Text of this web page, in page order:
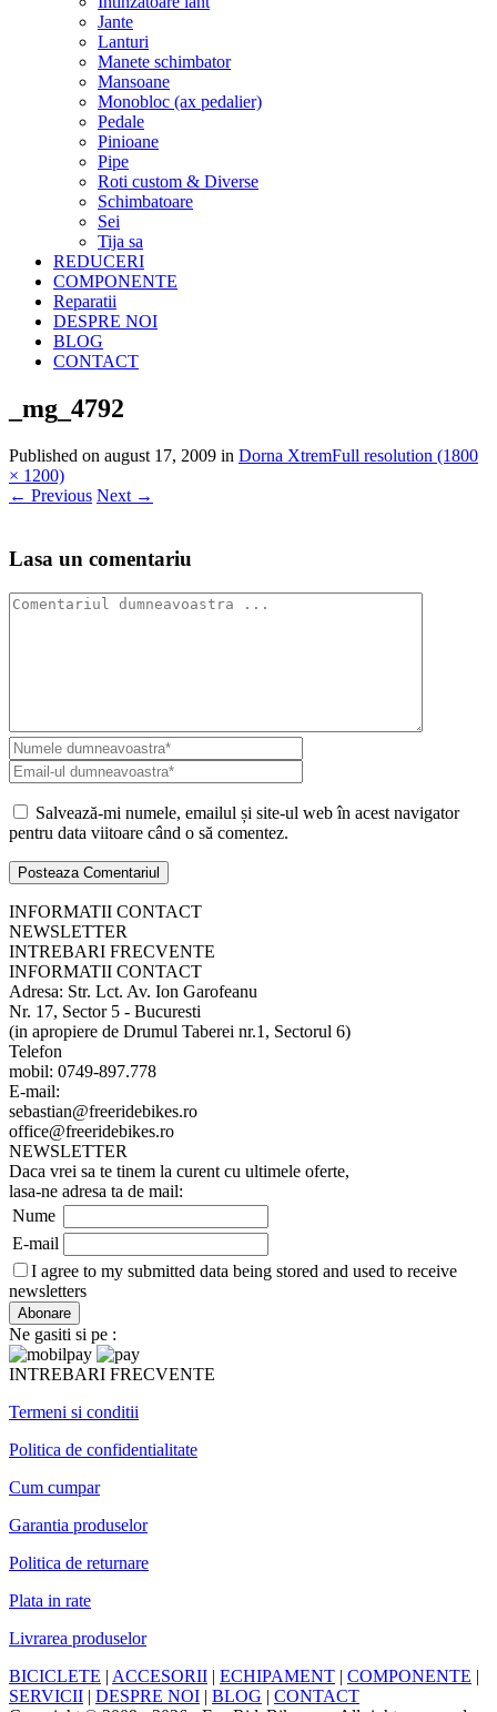
Jante
Lanturi
Manete schimbator
Mansoane
Monobloc (ax pedalier)
Pedale
Pinioane
Pipe
Roti custom & Diverse
Schimbatoare
Sei
Tija sa
REDUCERI
COMPONENTE
Reparatii
DESPRE NOI
BLOG
CONTACT
_mg_4792
Published on august 17, 2009 in Dorna XtremFull resolution (1800
× 1200)
← Previous Next →
Lasa un comentariu
Salvează-mi numele, emailul și site-ul web în acest navigator
pentru data viitoare când o să comentez.
INFORMATII CONTACT
NEWSLETTER
INTREBARI FRECVENTE
INFORMATII CONTACT
Adresa: Str. Lct. Av. Ion Garofeanu
Nr. 17, Sector 5 - Bucuresti
(in apropiere de Drumul Taberei nr.1, Sectorul 6)
Telefon
mobil: 0749-897.778
E-mail:
sebastian@freeridebikes.ro
office@freeridebikes.ro
NEWSLETTER
Daca vrei sa te tinem la curent cu ultimele oferte,
lasa-ne adresa ta de mail:
Nume
E-mail
I agree to my submitted data being stored and used to receive
newsletters
Ne gasiti si pe :
INTREBARI FRECVENTE
Termeni si conditii
Politica de confidentialitate
Cum cumpar
Garantia produselor
Politica de returnare
Plata in rate
Livrarea produselor
BICICLETE | ACCESORII | ECHIPAMENT | COMPONENTE |
SERVICII | DESPRE NOI | BLOG | CONTACT